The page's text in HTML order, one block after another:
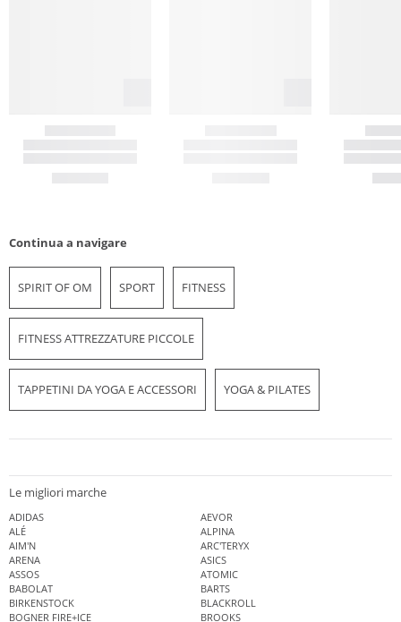
Continua a navigare
SPIRIT OF OM SPORT FITNESS
FITNESS ATTREZZATURE PICCOLE
TAPPETINI DA YOGA E ACCESSORI YOGA & PILATES
Le migliori marche
ADIDAS
AEVOR
ALÉ
ALPINA
AIM'N
ARC'TERYX
ARENA
ASICS
ASSOS
ATOMIC
BABOLAT
BARTS
BIRKENSTOCK
BLACKROLL
BOGNER FIRE+ICE
BROOKS